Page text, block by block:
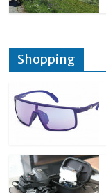
Shopping